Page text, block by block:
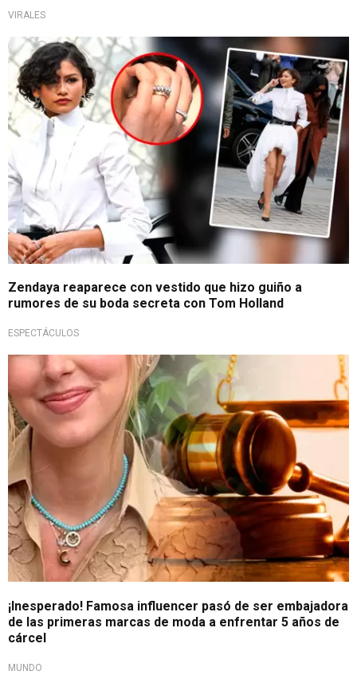
VIRALES
Moda y referencias
Zendaya reaparece con vestido que hizo guiño a
rumores de su boda secreta con Tom Holland
ESPECTÁCULOS
Caso viral
¡Inesperado! Famosa influencer pasó de ser embajadora
de las primeras marcas de moda a enfrentar 5 años de
cárcel
MUNDO